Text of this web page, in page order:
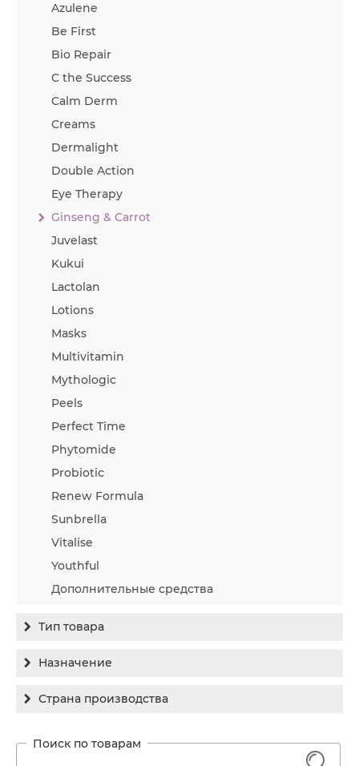
Azulene
Be First
Bio Repair
C the Success
Calm Derm
Creams
Dermalight
Double Action
Eye Therapy
Ginseng & Carrot
Juvelast
Kukui
Lactolan
Lotions
Masks
Multivitamin
Mythologic
Peels
Perfect Time
Phytomide
Probiotic
Renew Formula
Sunbrella
Vitalise
Youthful
Дополнительные средства
Тип товара
Бальзам
Концентрат
Назначение
Гиперпигментация
Заживление
Страна производства